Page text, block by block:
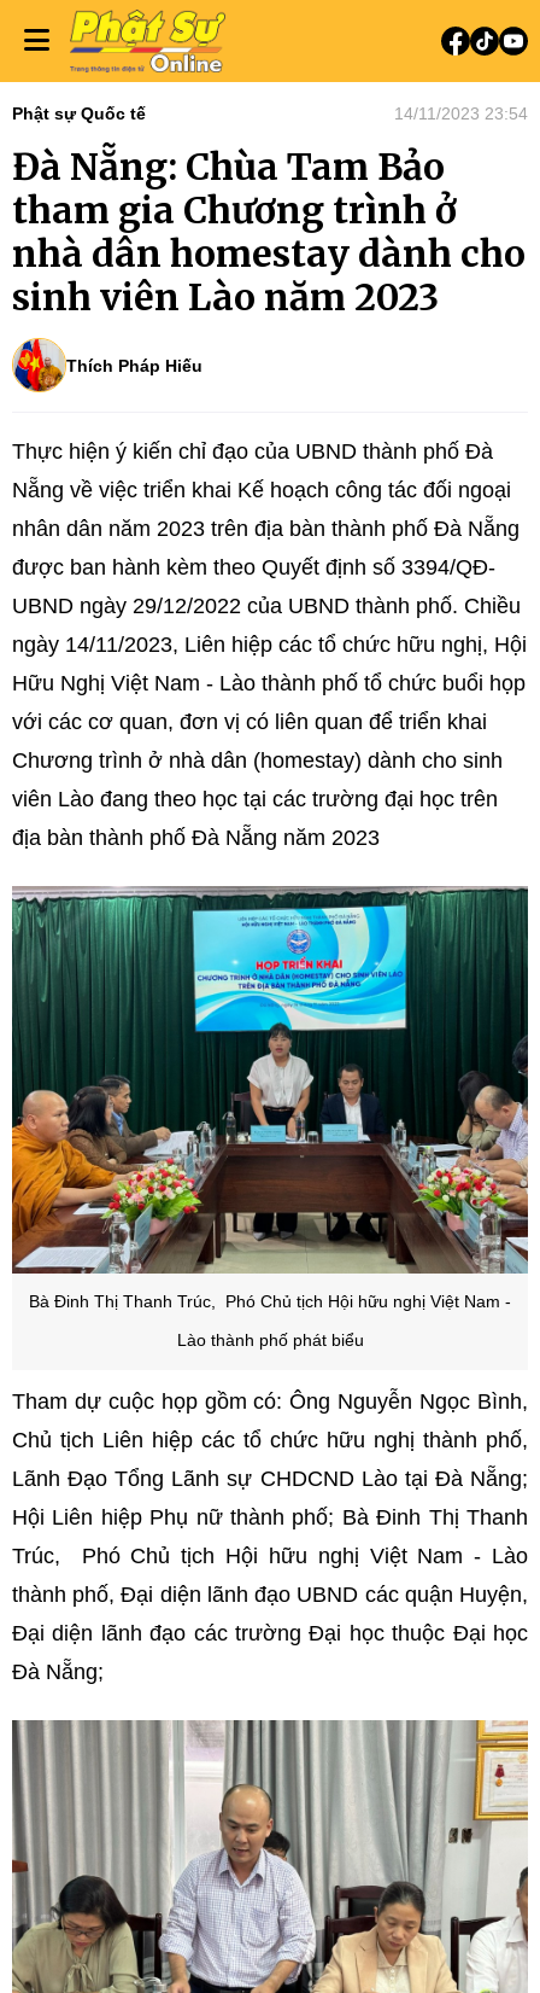
Phật sự Quốc tế 14/11/2023 23:54
Đà Nẵng: Chùa Tam Bảo
tham gia Chương trình ở
nhà dân homestay dành cho
sinh viên Lào năm 2023
Thích Pháp Hiếu
Thực hiện ý kiến chỉ đạo của UBND thành phố Đà
Nẵng về việc triển khai Kế hoạch công tác đối ngoại
nhân dân năm 2023 trên địa bàn thành phố Đà Nẵng
được ban hành kèm theo Quyết định số 3394/QĐ-
UBND ngày 29/12/2022 của UBND thành phố. Chiều
ngày 14/11/2023, Liên hiệp các tổ chức hữu nghị, Hội
Hữu Nghị Việt Nam - Lào thành phố tổ chức buổi họp
với các cơ quan, đơn vị có liên quan để triển khai
Chương trình ở nhà dân (homestay) dành cho sinh
viên Lào đang theo học tại các trường đại học trên
địa bàn thành phố Đà Nẵng năm 2023
Bà Đinh Thị Thanh Trúc, Phó Chủ tịch Hội hữu nghị Việt Nam -
Lào thành phố phát biểu
Tham dự cuộc họp gồm có: Ông Nguyễn Ngọc Bình,
Chủ tịch Liên hiệp các tổ chức hữu nghị thành phố,
Lãnh Đạo Tổng Lãnh sự CHDCND Lào tại Đà Nẵng;
Hội Liên hiệp Phụ nữ thành phố; Bà Đinh Thị Thanh
Trúc, Phó Chủ tịch Hội hữu nghị Việt Nam - Lào
thành phố, Đại diện lãnh đạo UBND các quận Huyện,
Đại diện lãnh đạo các trường Đại học thuộc Đại học
Đà Nẵng;